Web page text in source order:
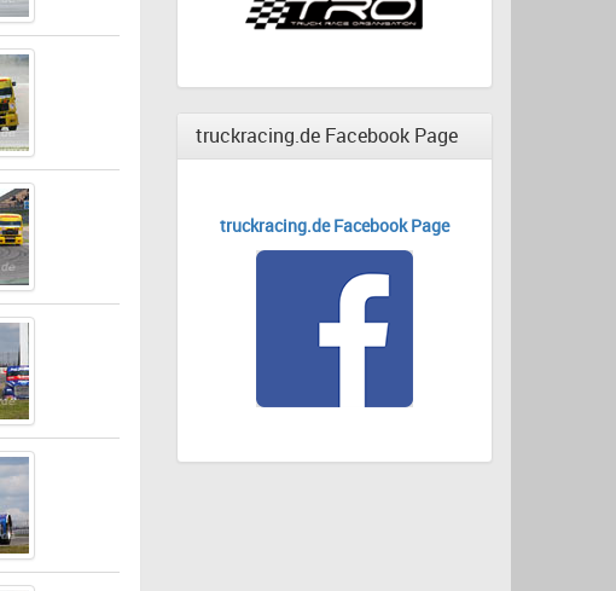
truckracing.de Facebook Page
truckracing.de Facebook Page